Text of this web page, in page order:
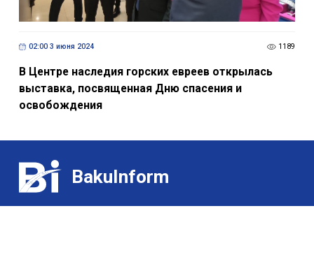
02:00 3 июня 2024 1189
В Центре наследия горских евреев открылась
выставка, посвященная Дню спасения и
освобождения
BakuInform